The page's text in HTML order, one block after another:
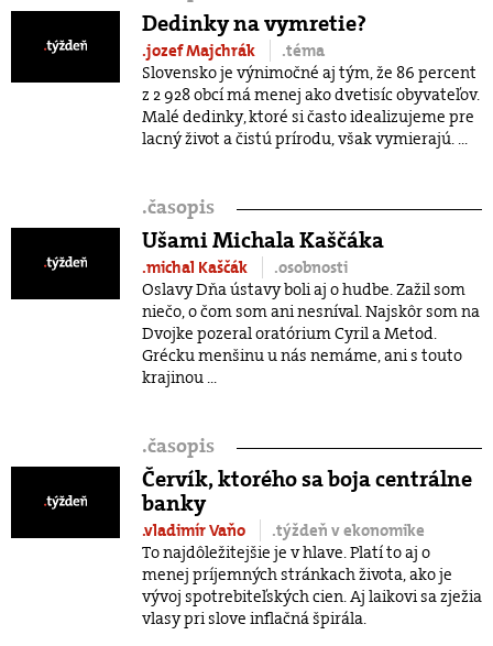
Dedinky na vymretie?
.jozef Majchrák
.téma
Slovensko je výnimočné aj tým, že 86 percent
z 2 928 obcí má menej ako dvetisíc obyvateľov.
Malé dedinky, ktoré si často idealizujeme pre
lacný život a čistú prírodu, však vymierajú. ...
.časopis
Ušami Michala Kaščáka
.michal Kaščák
.osobnosti
Oslavy Dňa ústavy boli aj o hudbe. Zažil som
niečo, o čom som ani nesníval. Najskôr som na
Dvojke pozeral oratórium Cyril a Metod.
Grécku menšinu u nás nemáme, ani s touto
krajinou ...
.časopis
Červík, ktorého sa boja centrálne
banky
.vladimír Vaňo
.týždeň v ekonomike
To najdôležitejšie je v hlave. Platí to aj o
menej príjemných stránkach života, ako je
vývoj spotrebiteľských cien. Aj laikovi sa zježia
vlasy pri slove inflačná špirála.